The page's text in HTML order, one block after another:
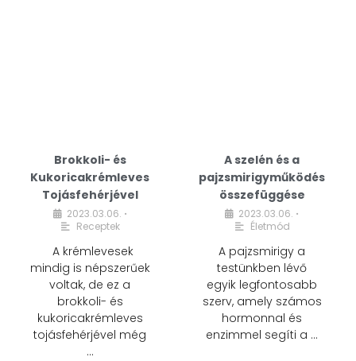
Brokkoli- és
Kukoricakrémleves
Tojásfehérjével
2023.03.06. •
Receptek
A krémlevesek
mindig is népszerűek
voltak, de ez a
brokkoli- és
kukoricakrémleves
tojásfehérjével még
…
A szelén és a
pajzsmirigyműködés
összefüggése
2023.03.06. •
Életmód
A pajzsmirigy a
testünkben lévő
egyik legfontosabb
szerv, amely számos
hormonnal és
enzimmel segíti a …